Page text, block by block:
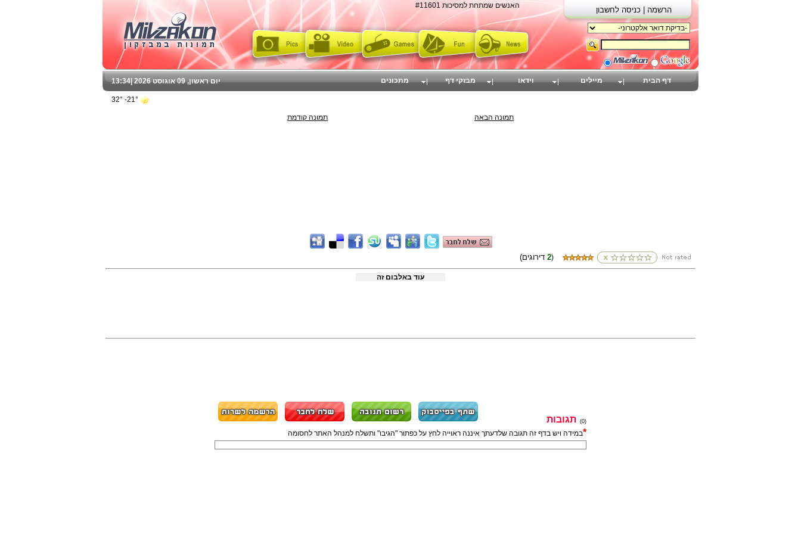
האנשים שמתחת למסיכות #11601
תמונה קודמת תמונה הבאה
2)
עוד באלבום זה
(0)
תגובות
*במידה ויש בדף זה תגובה שלדעתך איננה ראוייה לחץ על כפתור "הגיבו" ותשלח למנהל האתר לחסומה
13:34 יום ראשון, 09 אוגוסט 2026 | דף הבית מיילים וידאו מבזקי דף מתכונים
21°- 32°
הרשמה | כניסה לחשבון